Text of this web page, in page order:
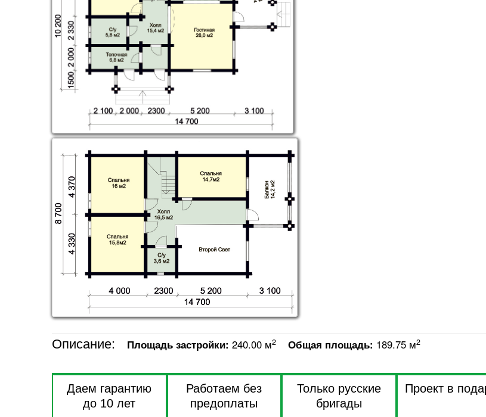
Описание: Площадь застройки: 240.00 м2 Общая площадь: 189.75 м2
Даем гарантию
до 10 лет
Работаем без
предоплаты
Только русские
бригады
Проект в